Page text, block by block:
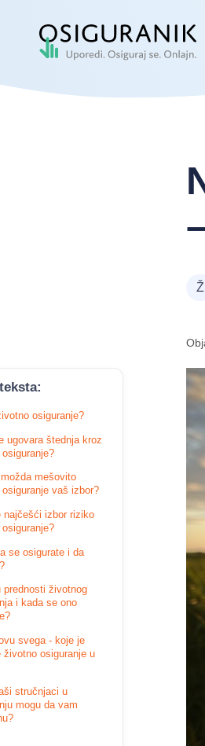
osiguranje?
ugovara štednja kroz
mešovito
vaš izbor?
najčešći izbor riziko
se osigurate i da
prednosti životnog
i kada se ono
svega - koje je
životno osiguranje u
stručnjaci u
mogu da vam